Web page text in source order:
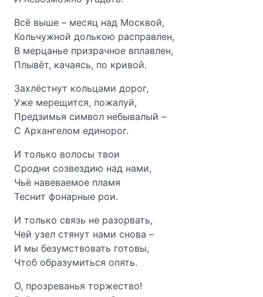
Всё выше – месяц над Москвой,
Кольчужной долькою расправлен,
В мерцанье призрачное вплавлен,
Плывёт, качаясь, по кривой.
Захлёстнут кольцами дорог,
Уже мерещится, пожалуй,
Предзимья символ небывалый –
С Архангелом единорог.
И только волосы твои
Сродни созвездию над нами,
Чьё навеваемое пламя
Теснит фонарные рои.
И только связь не разорвать,
Чей узел стянут нами снова –
И мы безумствовать готовы,
Чтоб образумиться опять.
О, прозреванья торжество!